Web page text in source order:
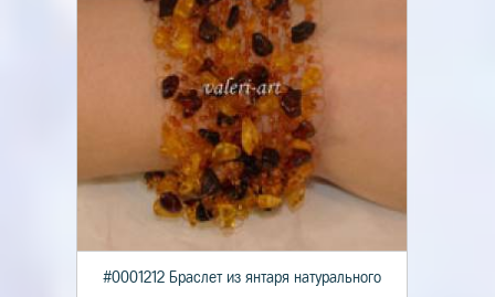
#0001212 Браслет из янтаря натурального